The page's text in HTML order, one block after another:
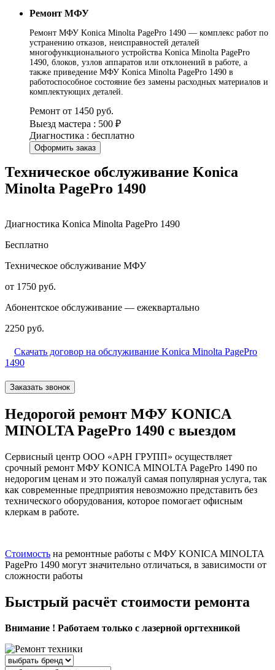
Ремонт МФУ
Ремонт МФУ Konica Minolta PagePro 1490 — комплекс работ по
устранению отказов, неисправностей деталей
многофункционального устройства Konica Minolta PagePro
1490, блоков, узлов аппаратов или отклонений в работе, а
также приведение МФУ Konica Minolta PagePro 1490 в
работоспособное состояние без замены расходных материалов и
комплектующих деталей.
Ремонт от 1450 руб.
Выезд мастера : 500 ₽
Диагностика : бесплатно
Оформить заказ
Техническое обслуживание Konica
Minolta PagePro 1490
Диагностика Konica Minolta PagePro 1490
Бесплатно
Техническое обслуживание МФУ
от 1750 руб.
Абонентское обслуживание — ежеквартально
2250 руб.
Скачать договор на обслуживание Konica Minolta PagePro
1490
Заказать звонок
Недорогой ремонт МФУ KONICA
MINOLTA PagePro 1490 с выездом
Сервисный центр ООО «АРН ГРУПП» осуществляет
срочный ремонт МФУ KONICA MINOLTA PagePro 1490 по
недорогим ценам и это пожалуй самая популярная услуга, так
как современные предприятия невозможно представить без
технического оборудования, которое помогает офисным
клеркам в работе.
Стоимость на ремонтные работы с МФУ KONICA MINOLTA
PagePro 1490 могут значительно отличаться, в зависимости от
сложности работы
Быстрый расчёт стоимости ремонта
Внимание ! Работаем только с лазерной оргтехникой